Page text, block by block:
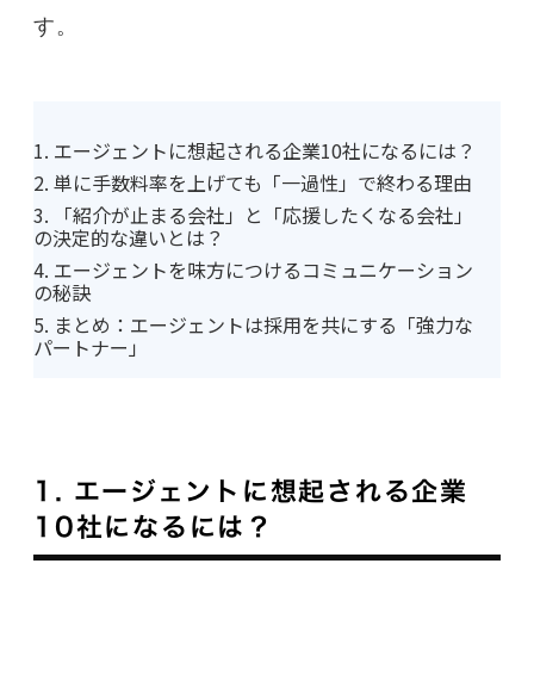
す。
1. エージェントに想起される企業10社になるには？
2. 単に手数料率を上げても「一過性」で終わる理由
3. 「紹介が止まる会社」と「応援したくなる会社」
の決定的な違いとは？
4. エージェントを味方につけるコミュニケーション
の秘訣
5. まとめ：エージェントは採用を共にする「強力な
パートナー」
1. エージェントに想起される企業
10社になるには？